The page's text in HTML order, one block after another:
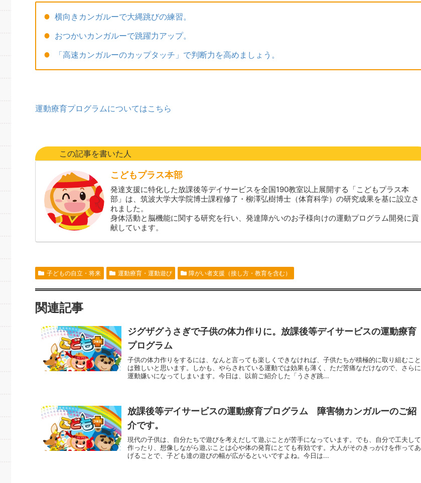
横向きカンガルーで大縄跳びの練習。
おつかいカンガルーで跳躍力アップ。
「高速カンガルーのカップタッチ」で判断力を高めましょう。
運動療育プログラムについてはこちら
この記事を書いた人
こどもプラス本部
発達支援に特化した放課後等デイサービスを全国190教室以上展開する「こどもプラス本
部」は、筑波大学大学院博士課程修了・柳澤弘樹博士（体育科学）の研究成果を基に設立さ
れました。
身体活動と脳機能に関する研究を行い、発達障がいのお子様向けの運動プログラム開発に貢
献しています。
子どもの自立・将来 運動療育・運動遊び 障がい者支援（接し方・教育を含む）
関連記事
ジグザグうさぎで子供の体力作りに。放課後等デイサービスの運動療育
プログラム
子供の体力作りをするには、なんと言っても楽しくできなければ、子供たちが積極的に取り組むこと
は難しいと思います。しかも、やらされている運動では効果も薄く、ただ苦痛なだけなので、さらに
運動嫌いになってしまいます。今日は、以前ご紹介した「うさぎ跳...
放課後等デイサービスの運動療育プログラム 障害物カンガルーのご紹
介です。
現代の子供は、自分たちで遊びを考えだして遊ぶことが苦手になっています。でも、自分で工夫して
作ったり、想像しながら遊ぶことは心や体の発育にとても有効です。大人がそのきっかけを作ってあ
げることで、子ども達の遊びの幅が広がるといいですよね。今日は...